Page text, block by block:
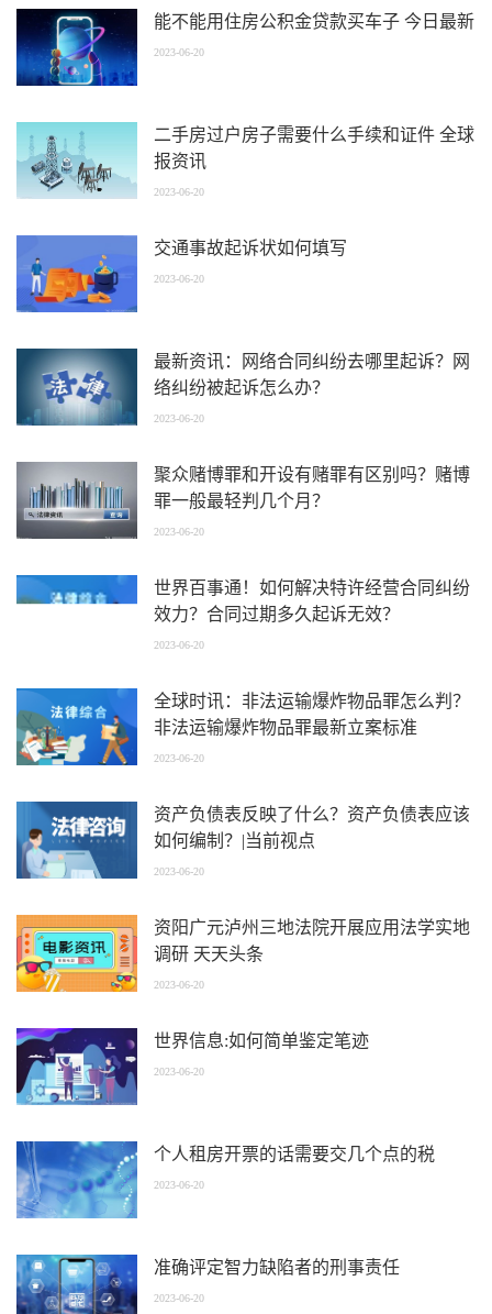
能不能用住房公积金贷款买车子 今日最新
2023-06-20
二手房过户房子需要什么手续和证件 全球
报资讯
2023-06-20
交通事故起诉状如何填写
2023-06-20
最新资讯：网络合同纠纷去哪里起诉？网
络纠纷被起诉怎么办？
2023-06-20
聚众赌博罪和开设有赌罪有区别吗？赌博
罪一般最轻判几个月？
2023-06-20
世界百事通！如何解决特许经营合同纠纷
效力？合同过期多久起诉无效？
2023-06-20
全球时讯：非法运输爆炸物品罪怎么判？
非法运输爆炸物品罪最新立案标准
2023-06-20
资产负债表反映了什么？资产负债表应该
如何编制？|当前视点
2023-06-20
资阳广元泸州三地法院开展应用法学实地
调研 天天头条
2023-06-20
世界信息:如何简单鉴定笔迹
2023-06-20
个人租房开票的话需要交几个点的税
2023-06-20
准确评定智力缺陷者的刑事责任
2023-06-20